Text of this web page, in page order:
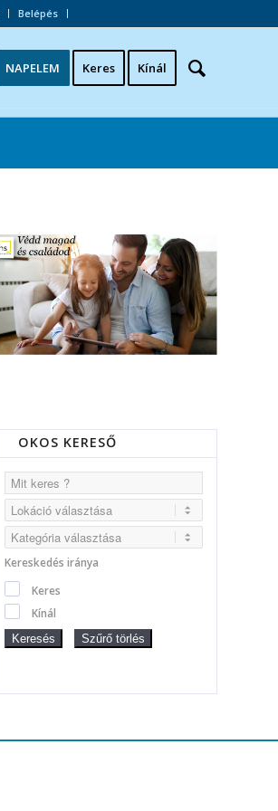
Belépés
NAPELEM Keres Kínál
OKOS KERESŐ
Kereskedés iránya
Keres
Kínál
Keresés Szűrő törlés